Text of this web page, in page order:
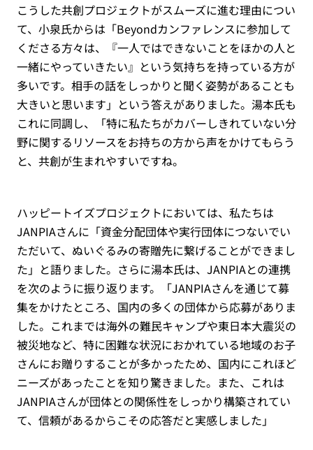
こうした共創プロジェクトがスムーズに進む理由につい
て、小泉氏からは「Beyondカンファレンスに参加して
くださる方々は、『一人ではできないことをほかの人と
一緒にやっていきたい』という気持ちを持っている方が
多いです。相手の話をしっかりと聞く姿勢があることも
大きいと思います」という答えがありました。湯本氏も
これに同調し、「特に私たちがカバーしきれていない分
野に関するリソースをお持ちの方から声をかけてもらう
と、共創が生まれやすいですね。
ハッピートイズプロジェクトにおいては、私たちは
JANPIAさんに「資金分配団体や実行団体につないでい
ただいて、ぬいぐるみの寄贈先に繋げることができまし
た」と語りました。さらに湯本氏は、JANPIAとの連携
を次のように振り返ります。「JANPIAさんを通じて募
集をかけたところ、国内の多くの団体から応募がありま
した。これまでは海外の難民キャンプや東日本大震災の
被災地など、特に困難な状況におかれている地域のお子
さんにお贈りすることが多かったため、国内にこれほど
ニーズがあったことを知り驚きました。また、これは
JANPIAさんが団体との関係性をしっかり構築されてい
て、信頼があるからこその応答だと実感しました」